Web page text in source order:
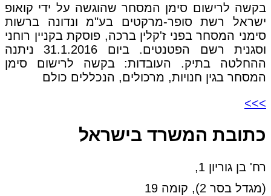
בקשה לרישום סימן המסחר שהוגשה על ידי קואופ
ישראל רשת סופר-מרקטים בע"מ ונדונה ברשות
סימני המסחר בפני ז'קלין ברכה, פוסקת בקניין רוחני
וסגנית רשם הפטנטים. ביום 31.1.2016 ניתנה
ההחלטה בתיק. העובדות: בקשה לרישום סימן
המסחר בגין חנויות, מרכולים, הנכללים כולם
>>>
כתובת המשרד בישראל
רח' בן גוריון 1,
(מגדל בסר 2), קומה 19